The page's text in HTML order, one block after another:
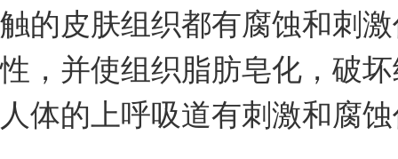
触的皮肤组织都有腐蚀和刺
性，并使组织脂肪皂化，破
人体的上呼吸道有刺激和腐